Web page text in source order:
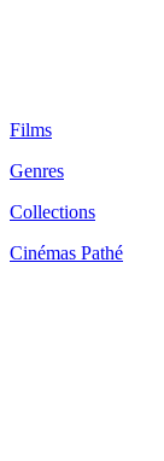
Films
Genres
Collections
Cinémas Pathé